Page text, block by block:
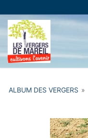
Aller
au
contenu
ALBUM DES VERGERS »